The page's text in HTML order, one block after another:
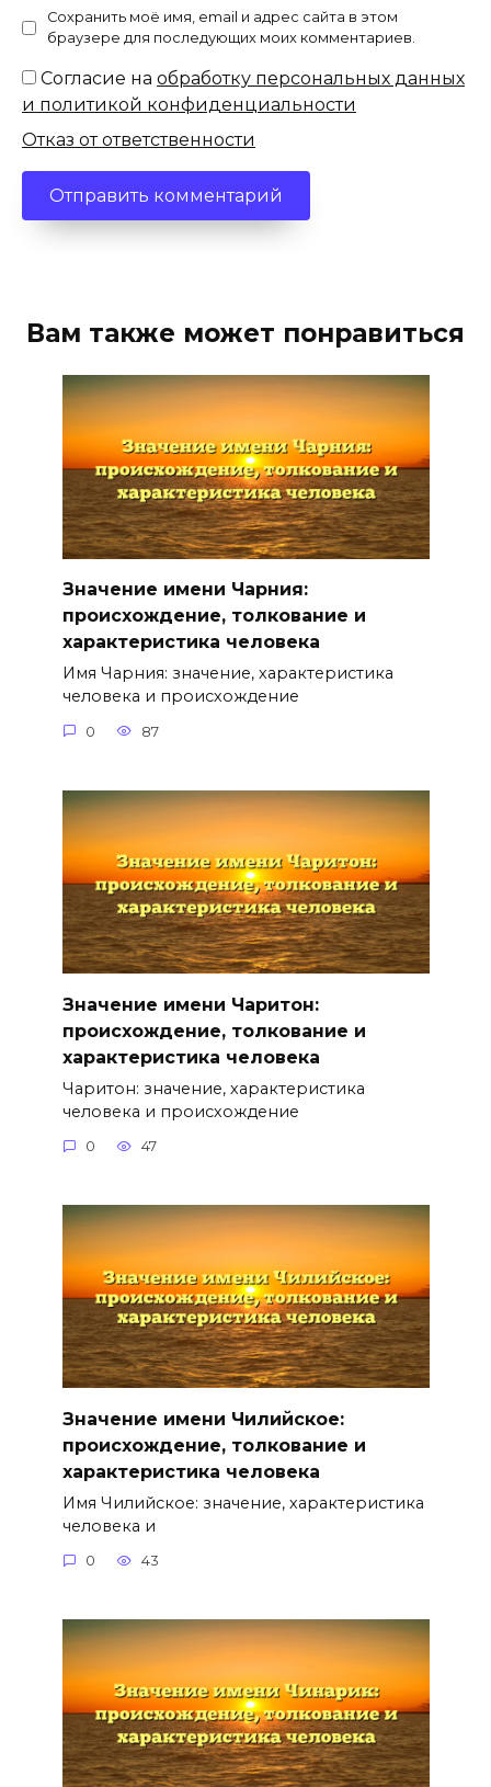
Сохранить моё имя, email и адрес сайта в этом
браузере для последующих моих комментариев.
Согласие на обработку персональных данных
и политикой конфиденциальности
Отказ от ответственности
Вам также может понравиться
Значение имени Чарния:
происхождение, толкование и
характеристика человека
Имя Чарния: значение, характеристика
человека и происхождение
0 87
Значение имени Чаритон:
происхождение, толкование и
характеристика человека
Чаритон: значение, характеристика
человека и происхождение
0 47
Значение имени Чилийское:
происхождение, толкование и
характеристика человека
Имя Чилийское: значение, характеристика
человека и
0 43